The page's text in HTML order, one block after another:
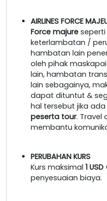
AIRLINES FORCE
Force majure
keterlambatan /
hambatan lain
oleh pihak
lain, hambatan
lain sebagainya,
dapat dituntut &
hal tersebut jika
peserta tour. Travel
membantu
PERUBAHAN KURS
Kurs maksimal 1
penyesuaian biaya.